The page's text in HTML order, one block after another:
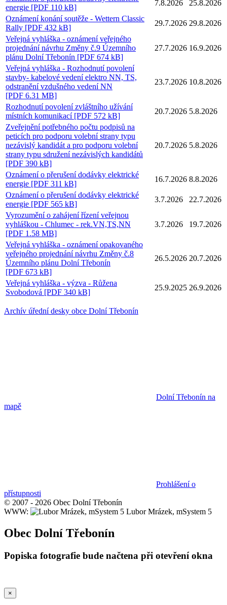
energie [PDF 110 kB]
7.8.2026 25.8.2026
Oznámení konání soutěže - Wettern Classic
Rally [PDF 432 kB]
29.7.2026 29.8.2026
Veřejná vyhláška - oznámení veřejného
projednání návrhu Změny č.9 Územního
plánu Dolní Třebonín [PDF 674 kB]
27.7.2026 16.9.2026
Veřejná vyhláška - Rozhodnutí povolení
stavby- kabelové vedení elektro NN, TS,
odstranění vzdušného vedení NN
[PDF 6.31 MB]
23.7.2026 10.8.2026
Rozhodnutí povolení zvláštního užívání
místních komunikací [PDF 572 kB]
20.7.2026 5.8.2026
Zveřejnění potřebného počtu podpisů na
peticích pro podporu volební strany typu
nezávislý kandidát a pro podporu volební
strany typu sdružení nezávislých kandidátů
[PDF 390 kB]
20.7.2026 5.8.2026
Oznámení o přerušení dodávky elektrické
energie [PDF 311 kB]
16.7.2026 8.8.2026
Oznámení o přerušení dodávky elektrické
energie [PDF 565 kB]
3.7.2026 22.7.2026
Vyrozumění o zahájení řízení veřejnou
vyhláškou - Chlumec - rek.VN,TS,NN
[PDF 1.58 MB]
3.7.2026 19.7.2026
Veřejná vyhláška - oznámení opakovaného
veřejného projednání návrhu Změny č.8
Územního plánu Dolní Třebonín
[PDF 673 kB]
26.5.2026 20.7.2026
Veřejná vyhláška - výzva - Růžena
Svobodová [PDF 340 kB]
25.9.2025 26.9.2026
Archív úřední desky obce Dolní Třebonín
Dolní Třebonín na
mapě
Prohlášení o
přístupnosti
© 2007 - 2026 Obec Dolní Třebonín
WWW:
Lubor Mrázek, mSystem 5
Obec Dolní Třebonín
Popiska fotografie bude načtena při otevření okna
×